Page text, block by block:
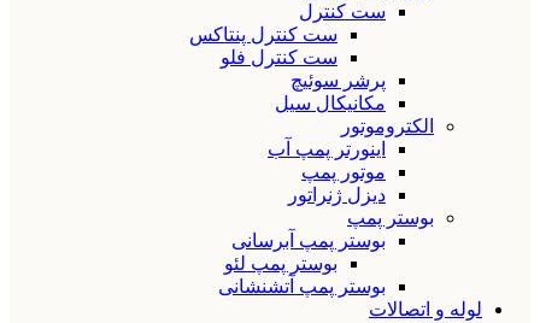
ست کنترل
ست کنترل پنتاکس
ست کنترل فلو
پرشر سوئیچ
مکانیکال سیل
الکتروموتور
اینورتر پمپ آب
موتور پمپ
دیزل ژنراتور
بوستر پمپ
بوستر پمپ آبرسانی
بوستر پمپ لئو
بوستر پمپ آتشنشانی
لوله و اتصالات